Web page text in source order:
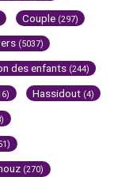
Couple (297)
(5037)
des enfants (244)
Hassidout (4)
(270)